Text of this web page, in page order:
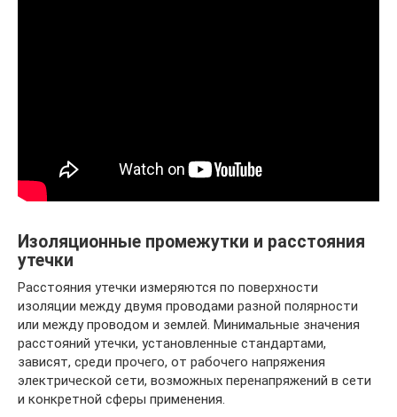
Изоляционные промежутки и расстояния
утечки
Расстояния утечки измеряются по поверхности
изоляции между двумя проводами разной полярности
или между проводом и землей. Минимальные значения
расстояний утечки, установленные стандартами,
зависят, среди прочего, от рабочего напряжения
электрической сети, возможных перенапряжений в сети
и конкретной сферы применения.